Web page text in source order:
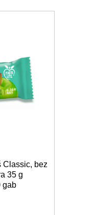
Classic, bez
35 g
gab